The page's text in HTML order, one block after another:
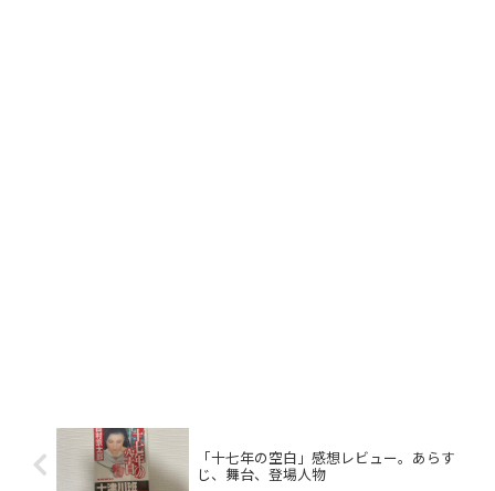
「十七年の空白」感想レビュー。あらす
じ、舞台、登場人物